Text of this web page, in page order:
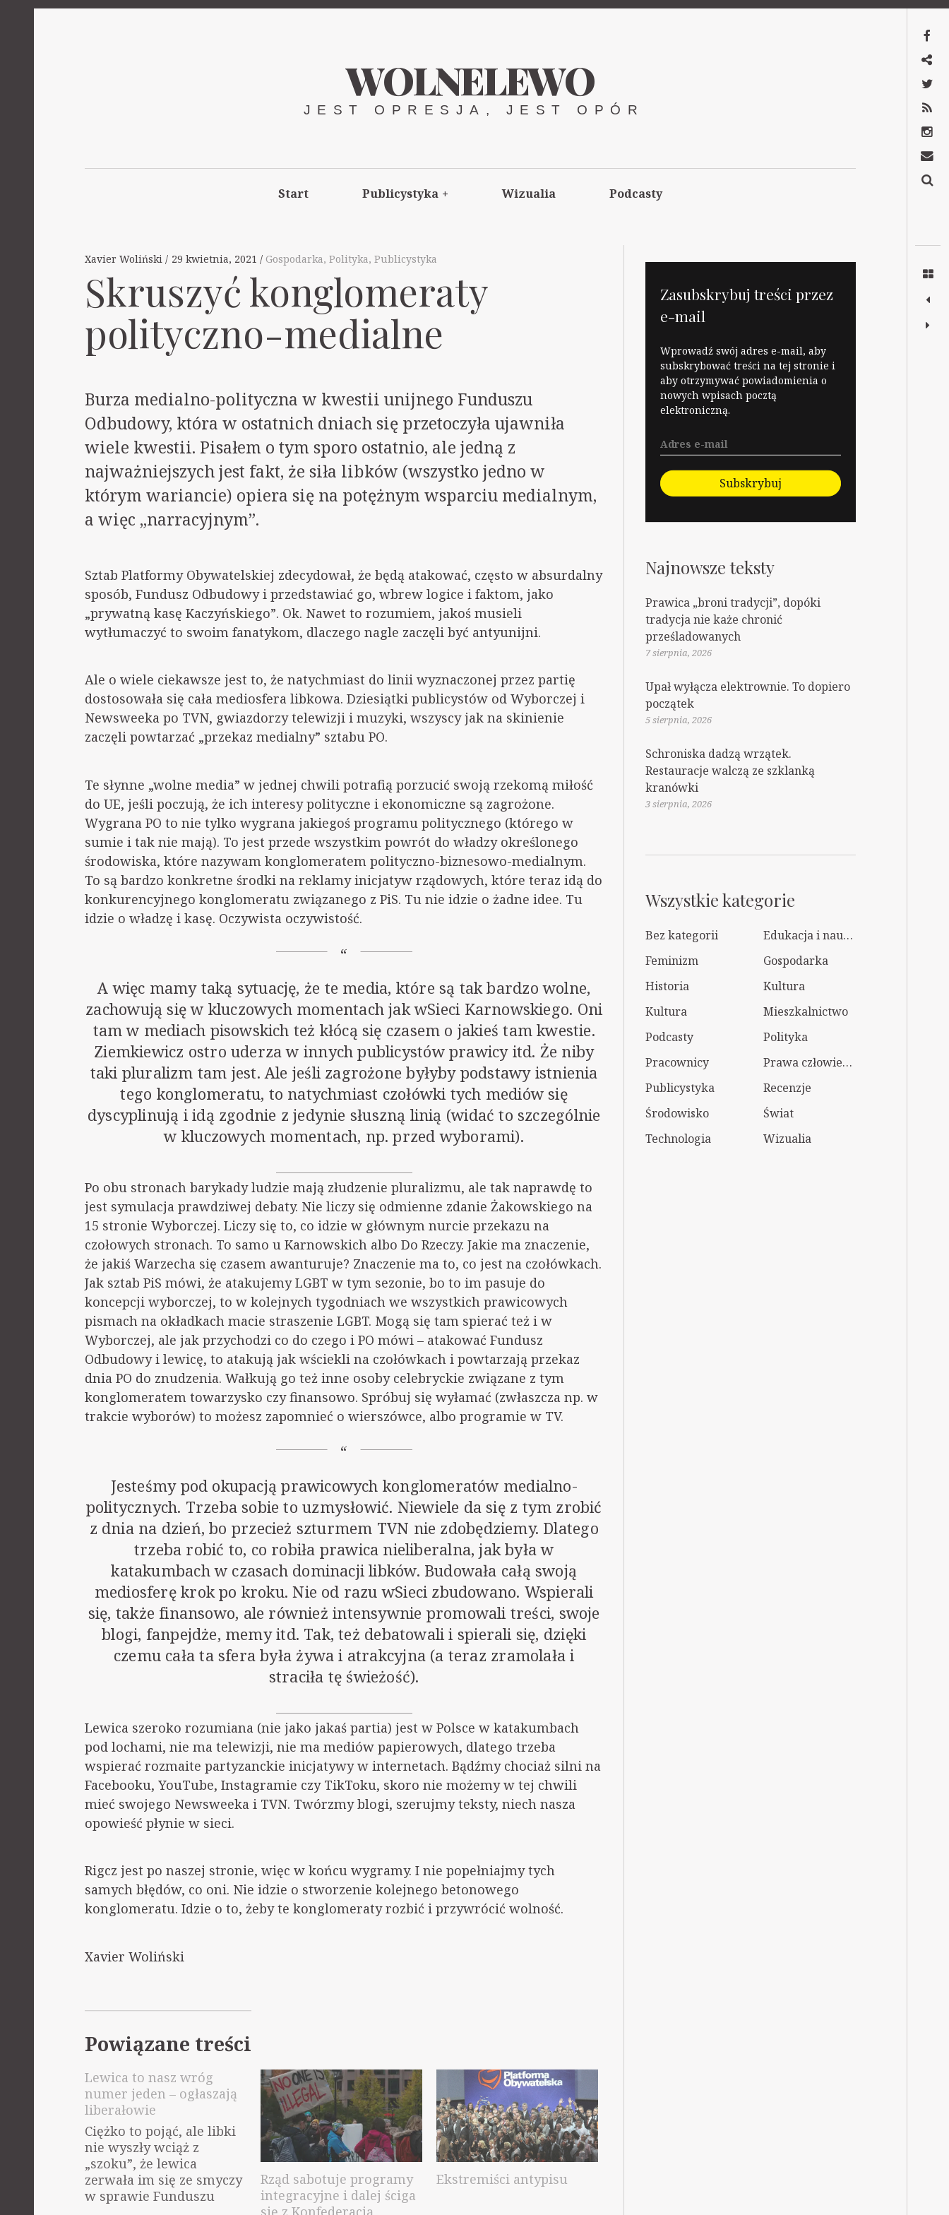
WOLNELEWO
JEST OPRESJA, JEST OPÓR
Start Publicystyka + Wizualia Podcasty
Xavier Woliński 29 kwietnia, 2021 Gospodarka, Polityka, Publicystyka
Skruszyć konglomeraty
polityczno-medialne
Burza medialno-polityczna w kwestii unijnego Funduszu
Odbudowy, która w ostatnich dniach się przetoczyła ujawniła
wiele kwestii. Pisałem o tym sporo ostatnio, ale jedną z
najważniejszych jest fakt, że siła libków (wszystko jedno w
którym wariancie) opiera się na potężnym wsparciu medialnym,
a więc „narracyjnym”.
Sztab Platformy Obywatelskiej zdecydował, że będą atakować, często w absurdalny
sposób, Fundusz Odbudowy i przedstawiać go, wbrew logice i faktom, jako
„prywatną kasę Kaczyńskiego”. Ok. Nawet to rozumiem, jakoś musieli
wytłumaczyć to swoim fanatykom, dlaczego nagle zaczęli być antyunijni.
Ale o wiele ciekawsze jest to, że natychmiast do linii wyznaczonej przez partię
dostosowała się cała mediosfera libkowa. Dziesiątki publicystów od Wyborczej i
Newsweeka po TVN, gwiazdorzy telewizji i muzyki, wszyscy jak na skinienie
zaczęli powtarzać „przekaz medialny” sztabu PO.
Te słynne „wolne media” w jednej chwili potrafią porzucić swoją rzekomą miłość
do UE, jeśli poczują, że ich interesy polityczne i ekonomiczne są zagrożone.
Wygrana PO to nie tylko wygrana jakiegoś programu politycznego (którego w
sumie i tak nie mają). To jest przede wszystkim powrót do władzy określonego
środowiska, które nazywam konglomeratem polityczno-biznesowo-medialnym.
To są bardzo konkretne środki na reklamy inicjatyw rządowych, które teraz idą do
konkurencyjnego konglomeratu związanego z PiS. Tu nie idzie o żadne idee. Tu
idzie o władzę i kasę. Oczywista oczywistość.
A więc mamy taką sytuację, że te media, które są tak bardzo wolne,
zachowują się w kluczowych momentach jak wSieci Karnowskiego. Oni
tam w mediach pisowskich też kłócą się czasem o jakieś tam kwestie.
Ziemkiewicz ostro uderza w innych publicystów prawicy itd. Że niby
taki pluralizm tam jest. Ale jeśli zagrożone byłyby podstawy istnienia
tego konglomeratu, to natychmiast czołówki tych mediów się
dyscyplinują i idą zgodnie z jedynie słuszną linią (widać to szczególnie
w kluczowych momentach, np. przed wyborami).
Po obu stronach barykady ludzie mają złudzenie pluralizmu, ale tak naprawdę to
jest symulacja prawdziwej debaty. Nie liczy się odmienne zdanie Żakowskiego na
15 stronie Wyborczej. Liczy się to, co idzie w głównym nurcie przekazu na
czołowych stronach. To samo u Karnowskich albo Do Rzeczy. Jakie ma znaczenie,
że jakiś Warzecha się czasem awanturuje? Znaczenie ma to, co jest na czołówkach.
Jak sztab PiS mówi, że atakujemy LGBT w tym sezonie, bo to im pasuje do
koncepcji wyborczej, to w kolejnych tygodniach we wszystkich prawicowych
pismach na okładkach macie straszenie LGBT. Mogą się tam spierać też i w
Wyborczej, ale jak przychodzi co do czego i PO mówi – atakować Fundusz
Odbudowy i lewicę, to atakują jak wściekli na czołówkach i powtarzają przekaz
dnia PO do znudzenia. Wałkują go też inne osoby celebryckie związane z tym
konglomeratem towarzysko czy finansowo. Spróbuj się wyłamać (zwłaszcza np. w
trakcie wyborów) to możesz zapomnieć o wierszówce, albo programie w TV.
Jesteśmy pod okupacją prawicowych konglomeratów medialno-
politycznych. Trzeba sobie to uzmysłowić. Niewiele da się z tym zrobić
z dnia na dzień, bo przecież szturmem TVN nie zdobędziemy. Dlatego
trzeba robić to, co robiła prawica nieliberalna, jak była w
katakumbach w czasach dominacji libków. Budowała całą swoją
mediosferę krok po kroku. Nie od razu wSieci zbudowano. Wspierali
się, także finansowo, ale również intensywnie promowali treści, swoje
blogi, fanpejdże, memy itd. Tak, też debatowali i spierali się, dzięki
czemu cała ta sfera była żywa i atrakcyjna (a teraz zramolała i
straciła tę świeżość).
Lewica szeroko rozumiana (nie jako jakaś partia) jest w Polsce w katakumbach
pod lochami, nie ma telewizji, nie ma mediów papierowych, dlatego trzeba
wspierać rozmaite partyzanckie inicjatywy w internetach. Bądźmy chociaż silni na
Facebooku, YouTube, Instagramie czy TikToku, skoro nie możemy w tej chwili
mieć swojego Newsweeka i TVN. Twórzmy blogi, szerujmy teksty, niech nasza
opowieść płynie w sieci.
Rigcz jest po naszej stronie, więc w końcu wygramy. I nie popełniajmy tych
samych błędów, co oni. Nie idzie o stworzenie kolejnego betonowego
konglomeratu. Idzie o to, żeby te konglomeraty rozbić i przywrócić wolność.
Xavier Woliński
Powiązane treści
Lewica to nasz wróg
numer jeden – ogłaszają
liberałowie
Ciężko to pojąć, ale libki
nie wyszły wciąż z
„szoku”, że lewica
zerwała im się ze smyczy
w sprawie Funduszu
Rząd sabotuje programy
integracyjne i dalej ściga
Ekstremiści antypisu
Zasubskrybuj treści przez
e-mail
Wprowadź swój adres e-mail, aby
subskrybować treści na tej stronie i
aby otrzymywać powiadomienia o
nowych wpisach pocztą
elektroniczną.
Subskrybuj
Najnowsze teksty
Prawica „broni tradycji”, dopóki
tradycja nie każe chronić
prześladowanych
7 sierpnia, 2026
Upał wyłącza elektrownie. To dopiero
początek
5 sierpnia, 2026
Schroniska dadzą wrzątek.
Restauracje walczą ze szklanką
kranówki
3 sierpnia, 2026
Wszystkie kategorie
Bez kategorii
Edukacja i nauka
Feminizm
Gospodarka
Historia
Kultura
Kultura
Mieszkalnictwo
Podcasty
Polityka
Pracownicy
Prawa człowieka
Publicystyka
Recenzje
Środowisko
Świat
Technologia
Wizualia